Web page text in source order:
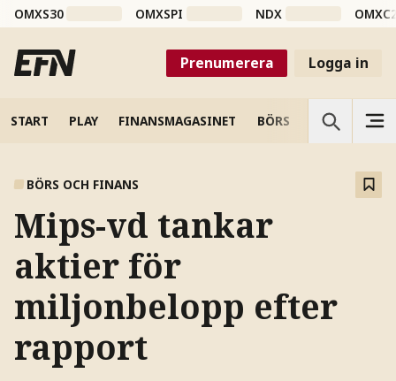
OMXS30 OMXSPI NDX
Prenumerera Logga in
START PLAY FINANSMAGASINET BÖRS VETENSKAP
BÖRS OCH FINANS
Mips-vd tankar
aktier för
miljonbelopp efter
rapport